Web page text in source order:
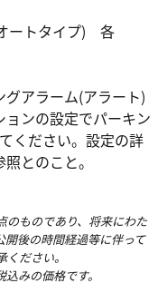
ートタイプ) 各
アラーム(アラート)
ンの設定でパーキン
ください。設定の詳
とのこと。
ものであり、将来にわた
開後の時間経過等に伴って
ださい。
みの価格です。